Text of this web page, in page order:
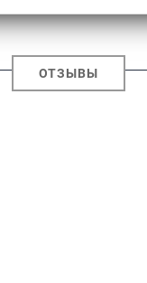
ОТЗЫВЫ